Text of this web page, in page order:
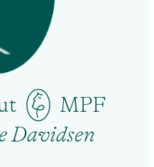
MPF
Davidsen